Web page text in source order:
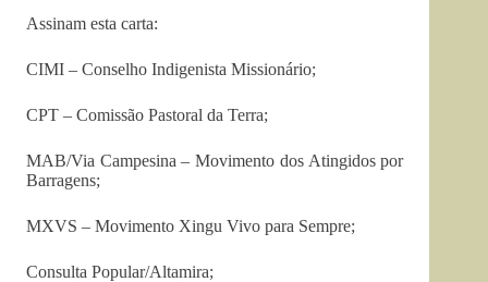
Assinam esta carta:
CIMI – Conselho Indigenista Missionário;
CPT – Comissão Pastoral da Terra;
MAB/Via Campesina – Movimento dos Atingidos por
Barragens;
MXVS – Movimento Xingu Vivo para Sempre;
Consulta Popular/Altamira;